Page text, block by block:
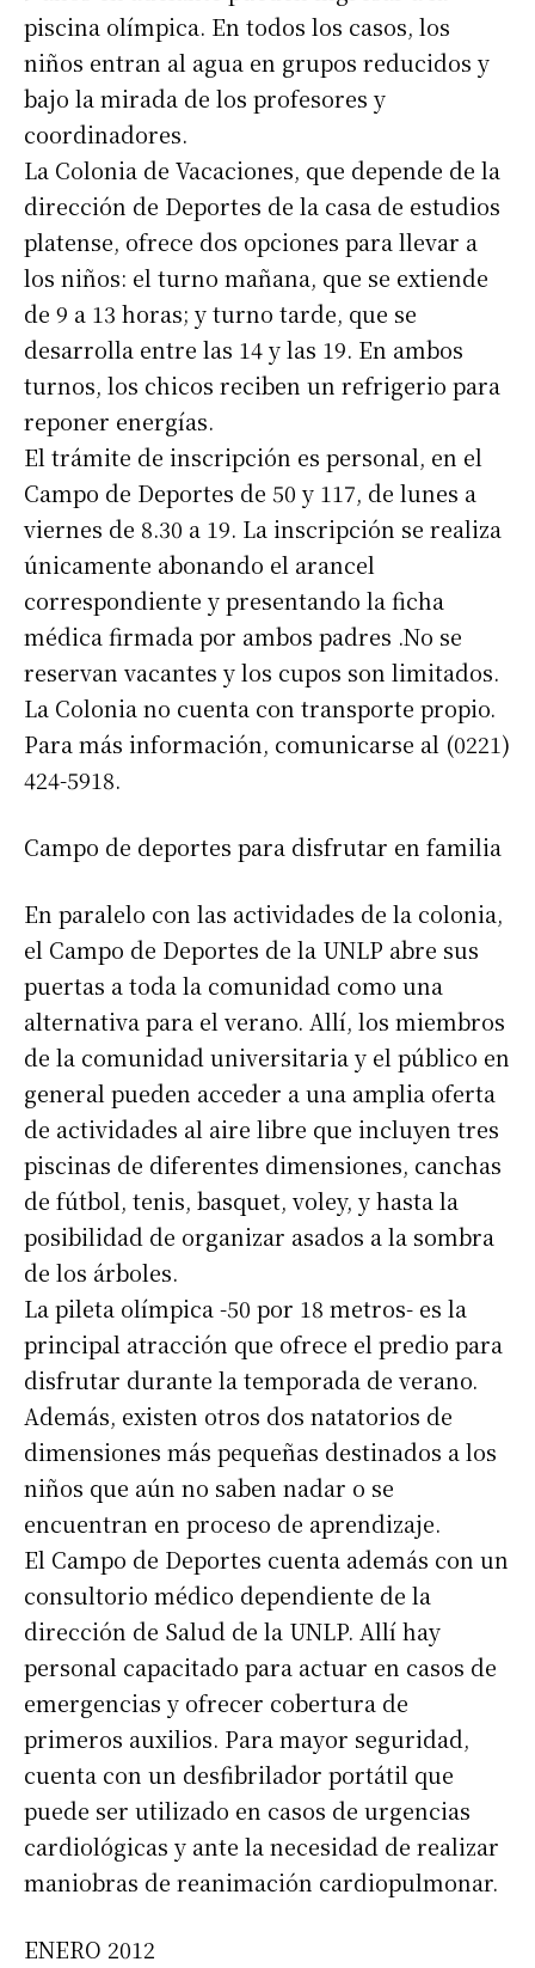
piscina olímpica. En todos los casos, los
niños entran al agua en grupos reducidos y
bajo la mirada de los profesores y
coordinadores.
La Colonia de Vacaciones, que depende de la
dirección de Deportes de la casa de estudios
platense, ofrece dos opciones para llevar a
los niños: el turno mañana, que se extiende
de 9 a 13 horas; y turno tarde, que se
desarrolla entre las 14 y las 19. En ambos
turnos, los chicos reciben un refrigerio para
reponer energías.
El trámite de inscripción es personal, en el
Campo de Deportes de 50 y 117, de lunes a
viernes de 8.30 a 19. La inscripción se realiza
únicamente abonando el arancel
correspondiente y presentando la ficha
médica firmada por ambos padres .No se
reservan vacantes y los cupos son limitados.
La Colonia no cuenta con transporte propio.
Para más información, comunicarse al (0221)
424-5918.
Campo de deportes para disfrutar en familia
En paralelo con las actividades de la colonia,
el Campo de Deportes de la UNLP abre sus
puertas a toda la comunidad como una
alternativa para el verano. Allí, los miembros
de la comunidad universitaria y el público en
general pueden acceder a una amplia oferta
de actividades al aire libre que incluyen tres
piscinas de diferentes dimensiones, canchas
de fútbol, tenis, basquet, voley, y hasta la
posibilidad de organizar asados a la sombra
de los árboles.
La pileta olímpica -50 por 18 metros- es la
principal atracción que ofrece el predio para
disfrutar durante la temporada de verano.
Además, existen otros dos natatorios de
dimensiones más pequeñas destinados a los
niños que aún no saben nadar o se
encuentran en proceso de aprendizaje.
El Campo de Deportes cuenta además con un
consultorio médico dependiente de la
dirección de Salud de la UNLP. Allí hay
personal capacitado para actuar en casos de
emergencias y ofrecer cobertura de
primeros auxilios. Para mayor seguridad,
cuenta con un desfibrilador portátil que
puede ser utilizado en casos de urgencias
cardiológicas y ante la necesidad de realizar
maniobras de reanimación cardiopulmonar.
ENERO 2012